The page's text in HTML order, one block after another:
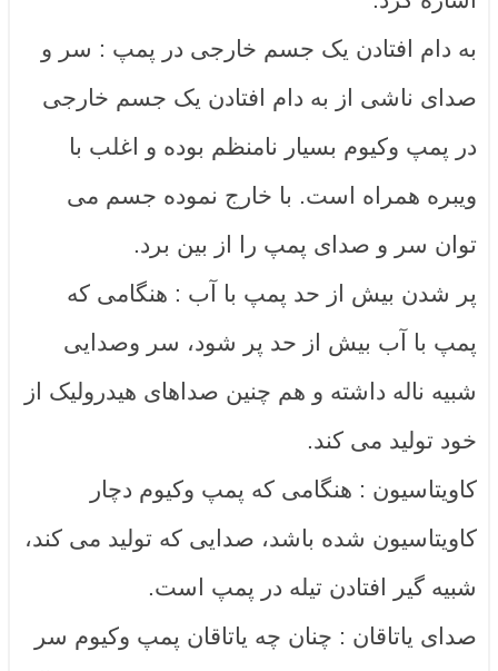
به دام افتادن یک جسم خارجی در پمپ : سر و
صدای ناشی از به دام افتادن یک جسم خارجی
در پمپ وکیوم بسیار نامنظم بوده و اغلب با
ویبره همراه است. با خارج نموده جسم می
توان سر و صدای پمپ را از بین برد.
پر شدن بیش از حد پمپ با آب : هنگامی که
پمپ با آب بیش از حد پر شود، سر وصدایی
شبیه ناله داشته و هم چنین صداهای هیدرولیک از
خود تولید می کند.
کاویتاسیون : هنگامی که پمپ وکیوم دچار
کاویتاسیون شده باشد، صدایی که تولید می کند،
شبیه گیر افتادن تیله در پمپ است.
صدای یاتاقان : چنان چه یاتاقان پمپ وکیوم سر